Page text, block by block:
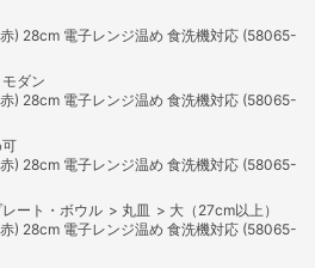
) 28cm 電子レンジ温め 食洗機対応 (58065-
モダン
) 28cm 電子レンジ温め 食洗機対応 (58065-
) 28cm 電子レンジ温め 食洗機対応 (58065-
レート・ボウル > 丸皿 > 大（27cm以上）
) 28cm 電子レンジ温め 食洗機対応 (58065-